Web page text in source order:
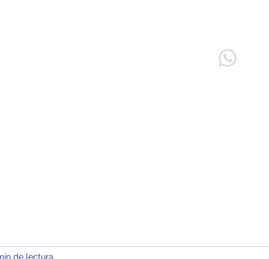
de lectura